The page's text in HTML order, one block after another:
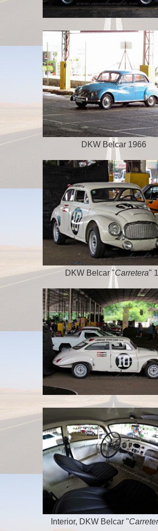
DKW Belcar 1966
DKW Belcar "Carretera"
Interior, DKW Belcar "